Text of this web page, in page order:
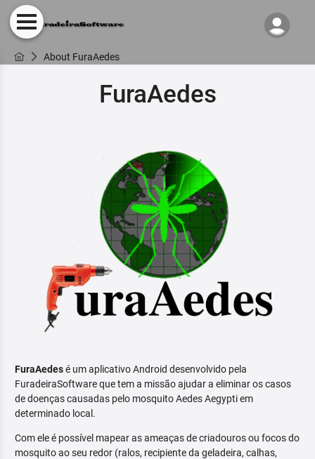
About FuraAedes
FuraAedes
FuraAedesé um aplicativo Android desenvolvido pela
FuradeiraSoftware que tem a missão ajudar a eliminar os casos
de doenças causadas pelo mosquito Aedes Aegypti em
determinado local.
Com ele é possível mapear as ameaças de criadouros ou focos do
mosquito ao seu redor (ralos, recipiente da geladeira, calhas,